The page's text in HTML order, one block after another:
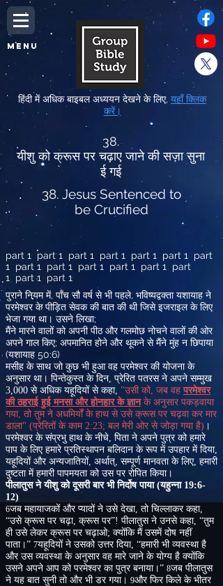
MENU
हिंदी में अधिक बाइबल अध्ययन देखने के लिए, यहाँ क्लिक
करें।
38.
यीशु को क्रूस पर चढ़ाए जाने की सज़ा सुना
ई गई
38. Jesus Sentenced to
be Crucified
part 1 part 1 part 1 part 1 part 1 part 1 part
1 part 1 part 1 part 1 part 1 part 1 part
1 part 1 part 1
पुराने नियम में, पाँच सौ वर्ष से भी पहले, भविष्यद्वक्ता यशायाह ने
परमेश्वर के पीड़ित सेवक की बात की थी जिसे इजराइल के लिए
भेजा गया था। उसने लिखा;
मैंने मारने वालों को अपनी पीठ और गलमोछ नोचने वालों की ओर
अपने गाल किए; अपमानित होने और थूकने से मैंने मुंह न छिपाया
(यशायाह 50:6)
मसीह के साथ जो कुछ भी हुआ वह परमेश्वर की योजना के
अनुसार था। पिन्तेकुस्त के दिन, प्रेरित पतरस ने अपने सम्मुख
3,000 से अधिक यहूदियों से कहा, "उसी को, जब वहपरमेश्वर
की ठहराई हुई मनसा और होनहार के ज्ञानके अनुसार पकड़वाया
गया, तो तुम ने अधमिर्यों के हाथ से उसे क्रूस पर चढ़वा कर मार
डाला" (प्रेरितों के काम 2:23; बल मेरी ओर से जोड़ा गया है) ।
परमेश्वर के संप्रभु हाथ के नीचे, पिता ने अपने पुत्र को हमारे
पाप के लिए हमारे प्रतिस्थापन बलिदान के रूप में उपहार में दिया,
यहूदियों और अन्यजातियों, अर्थात्, सम्पूर्ण मानवता के लिए, हमारी
दुष्टता में हमारी पापमयता को उस पर रोपित किया।
पीलातुस ने यीशु को दूसरी बार भी निर्दोष पाया (यहुन्ना 19:6-
12)
6जब महायाजकों और प्यादों ने उसे देखा, तो चिल्लाकर कहा,
“उसे क्रूस पर चढ़ा, क्रूस पर”! पीलातुस ने उनसे कहा, “तुम
ही उसे लेकर क्रूस पर चढ़ाओ; क्योंकि मैं उसमें दोष नहीं
पाता।” 7यहूदियों ने उसको उत्तर दिया, “हमारी भी व्यवस्था है
और उस व्यवस्था के अनुसार वह मारे जाने के योग्य है क्योंकि
उसने अपने आप को परमेश्वर का पुत्र बनाया।” 8जब पीलातुस
ने यह बात सुनी तो और भी डर गया। 9और फिर किले के भीतर